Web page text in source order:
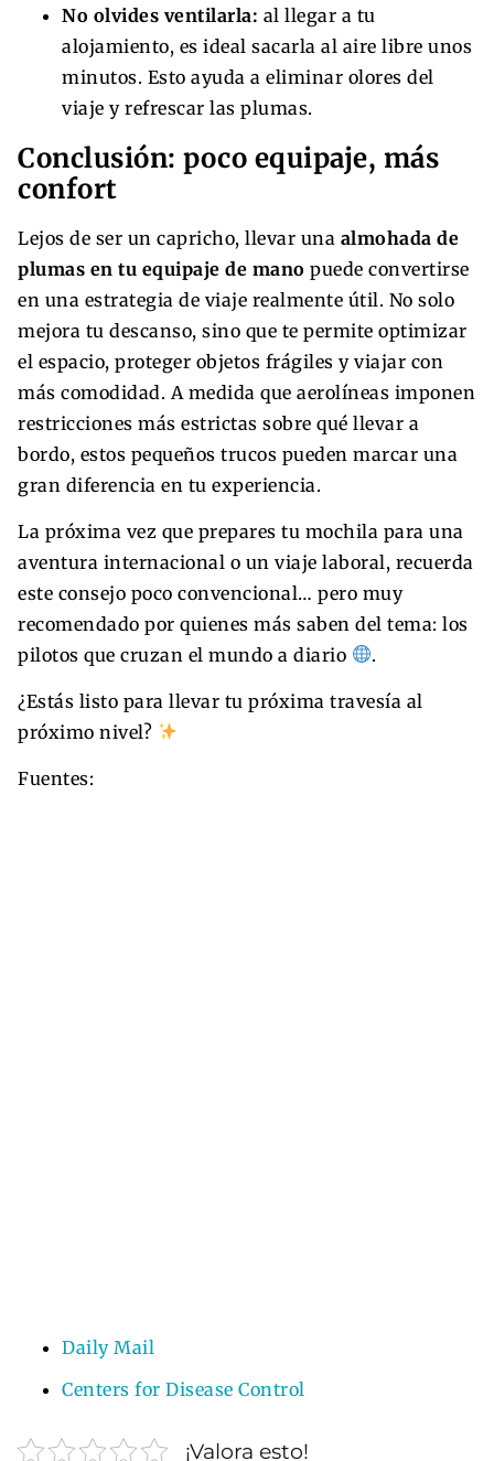
No olvides ventilarla: al llegar a tu
alojamiento, es ideal sacarla al aire libre unos
minutos. Esto ayuda a eliminar olores del
viaje y refrescar las plumas.
Conclusión: poco equipaje, más
confort
Lejos de ser un capricho, llevar una almohada de
plumas en tu equipaje de mano puede convertirse
en una estrategia de viaje realmente útil. No solo
mejora tu descanso, sino que te permite optimizar
el espacio, proteger objetos frágiles y viajar con
más comodidad. A medida que aerolíneas imponen
restricciones más estrictas sobre qué llevar a
bordo, estos pequeños trucos pueden marcar una
gran diferencia en tu experiencia.
La próxima vez que prepares tu mochila para una
aventura internacional o un viaje laboral, recuerda
este consejo poco convencional… pero muy
recomendado por quienes más saben del tema: los
pilotos que cruzan el mundo a diario
.
¿Estás listo para llevar tu próxima travesía al
próximo nivel?
Fuentes:
Daily Mail
Centers for Disease Control
¡Valora esto!